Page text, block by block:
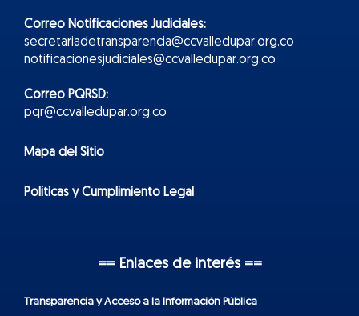
Correo Notificaciones Judiciales:
secretariadetransparencia@ccvalledupar.org.co
notificacionesjudiciales@ccvalledupar.org.co
Correo PQRSD:
pqr@ccvalledupar.org.co
Mapa del Sitio
Políticas y Cumplimiento Legal
== Enlaces de interés ==
Transparencia y Acceso a la Información Pública